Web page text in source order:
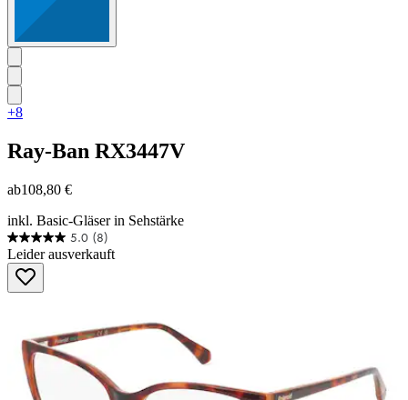
+8
Ray-Ban RX3447V
ab108,80 €
inkl. Basic-Gläser in Sehstärke
5.0 (8)
5.0
von
Sternen.
Bewertungen
Leider ausverkauft